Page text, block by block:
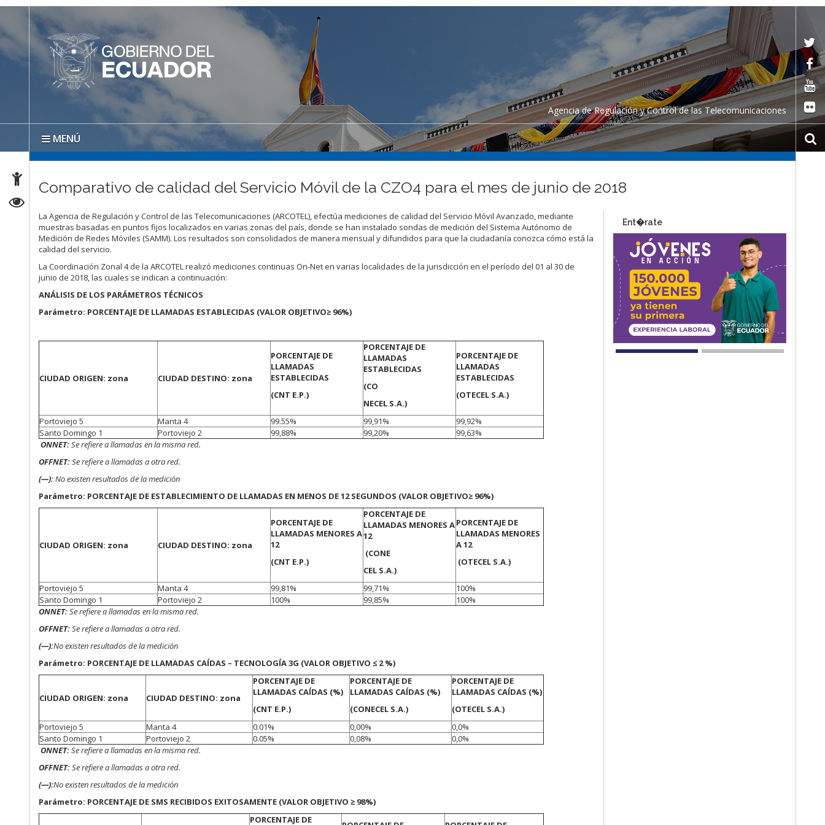
Agencia de Regulación y Control de las Telecomunicaciones
MENÚ
Comparativo de calidad del Servicio Móvil de la CZO4 para el mes de junio de 2018
La Agencia de Regulación y Control de las Telecomunicaciones (ARCOTEL), efectúa mediciones de calidad del Servicio Móvil Avanzado, mediante
muestras basadas en puntos fijos localizados en varias zonas del país, donde se han instalado sondas de medición del Sistema Autónomo de
Medición de Redes Móviles (SAMM). Los resultados son consolidados de manera mensual y difundidos para que la ciudadanía conozca cómo está la
calidad del servicio.
La Coordinación Zonal 4 de la ARCOTEL realizó mediciones continuas On-Net en varias localidades de la jurisdicción en el período del 01 al 30 de
junio de 2018, las cuales se indican a continuación:
ANÁLISIS DE LOS PARÁMETROS TÉCNICOS
Parámetro: PORCENTAJE DE LLAMADAS ESTABLECIDAS (VALOR OBJETIVO≥ 96%)
CIUDAD ORIGEN: zona CIUDAD DESTINO: zona
PORCENTAJE DE
LLAMADAS
ESTABLECIDAS
(CNT E.P.)
PORCENTAJE DE
LLAMADAS
ESTABLECIDAS
(CO
NECEL S.A.)
PORCENTAJE DE
LLAMADAS
ESTABLECIDAS
(OTECEL S.A.)
Portoviejo 5 Manta 4 99.55% 99,91%
99,92%
Santo Domingo 1
Portoviejo 2 99,88% 99,20%
99,63%
ONNET:Se refiere a llamadas en la misma red.
OFFNET:Se refiere a llamadas a otra red.
(—):No existen resultados de la medición
Parámetro: PORCENTAJE DE ESTABLECIMIENTO DE LLAMADAS EN MENOS DE 12 SEGUNDOS (VALOR OBJETIVO≥ 96%)
CIUDAD ORIGEN: zona CIUDAD DESTINO: zona
PORCENTAJE DE
LLAMADAS MENORES A
12
(CNT E.P.)
PORCENTAJE DE
LLAMADAS MENORES A
12
(CONE
CEL S.A.)
PORCENTAJE DE
LLAMADAS MENORES
A 12
(OTECEL S.A.)
Portoviejo 5 Manta 4 99,81% 99,71%
100%
Santo Domingo 1
Portoviejo 2 100% 99,85%
100%
ONNET:Se refiere a llamadas en la misma red.
OFFNET:Se refiere a llamadas a otra red.
(—):No existen resultados de la medición
Parámetro: PORCENTAJE DE LLAMADAS CAÍDAS – TECNOLOGÍA 3G (VALOR OBJETIVO ≤ 2 %)
CIUDAD ORIGEN: zona CIUDAD DESTINO: zona
PORCENTAJE DE
LLAMADAS CAÍDAS (%)
(CNT E.P.)
PORCENTAJE DE
LLAMADAS CAÍDAS (%)
(CONECEL S.A.)
PORCENTAJE DE
LLAMADAS CAÍDAS (%)
(OTECEL S.A.)
Portoviejo 5
Manta 4 0.01% 0,00%
0,0%
Santo Domingo 1
Portoviejo 2 0.05% 0,08%
0,0%
ONNET:Se refiere a llamadas en la misma red.
OFFNET:Se refiere a llamadas a otra red.
(—):No existen resultados de la medición
Parámetro: PORCENTAJE DE SMS RECIBIDOS EXITOSAMENTE (VALOR OBJETIVO ≥ 98%)
PORCENTAJE DE
Ent�rate